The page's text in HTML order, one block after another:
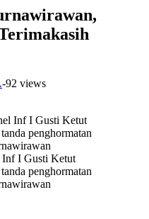
-92 views
I Gusti Ketut
penghormatan